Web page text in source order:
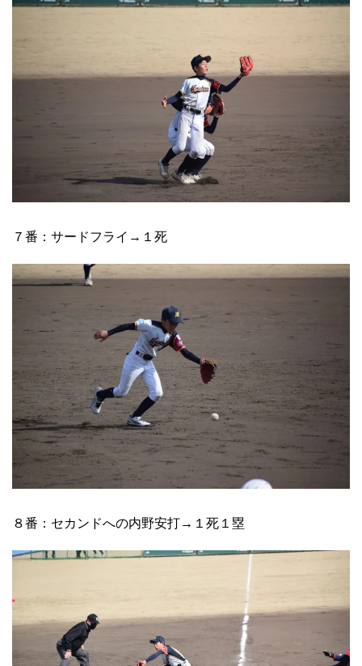
７番：サードフライ→１死
８番：セカンドへの内野安打→１死１塁